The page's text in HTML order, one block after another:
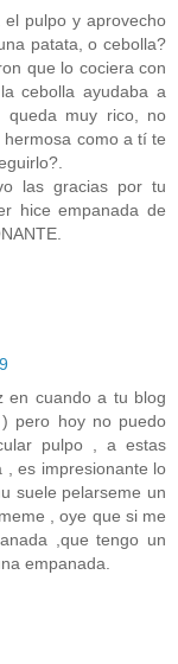
el pulpo y aprovecho
patata, o cebolla?
que lo cociera con
cebolla ayudaba a
queda muy rico, no
como a tí te
las gracias por tu
hice empanada de
en cuando a tu blog
pero hoy no puedo
pulpo , a estas
, es impresionante lo
suele pelarseme un
, oye que si me
,que tengo un
empanada.